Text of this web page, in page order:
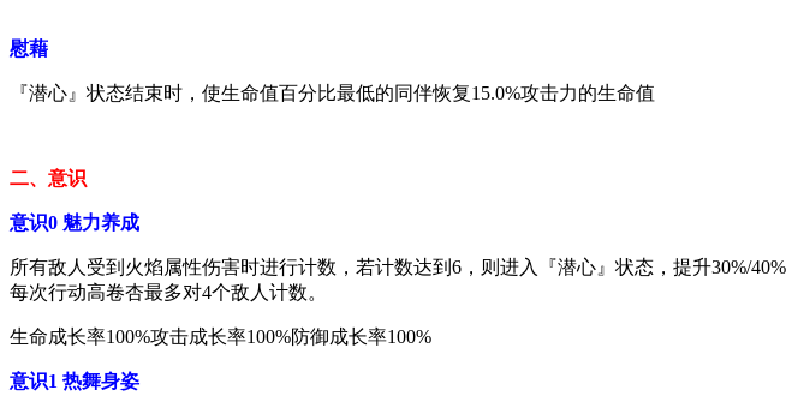
慰藉
『潜心』状态结束时，使生命值百分比最低的同伴恢复15.0%攻击力的生命值
二、意识
意识0 魅力养成
所有敌人受到火焰属性伤害时进行计数，若计数达到6，则进入『潜心』状态，提升30%/
每次行动高卷杏最多对4个敌人计数。
生命成长率100%攻击成长率100%防御成长率100%
意识1 热舞身姿